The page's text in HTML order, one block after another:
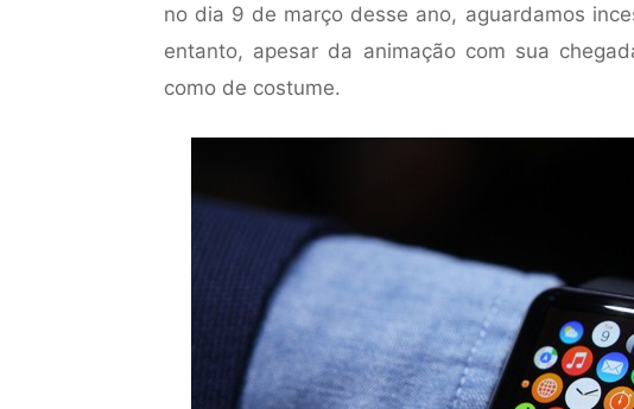
no dia 9 de março desse ano, aguardamos
entanto, apesar da animação com sua
como de costume.